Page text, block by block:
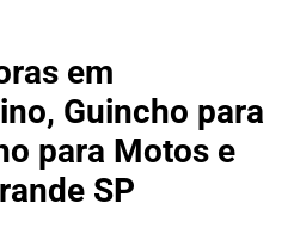
em
Guincho para
para Motos e
SP